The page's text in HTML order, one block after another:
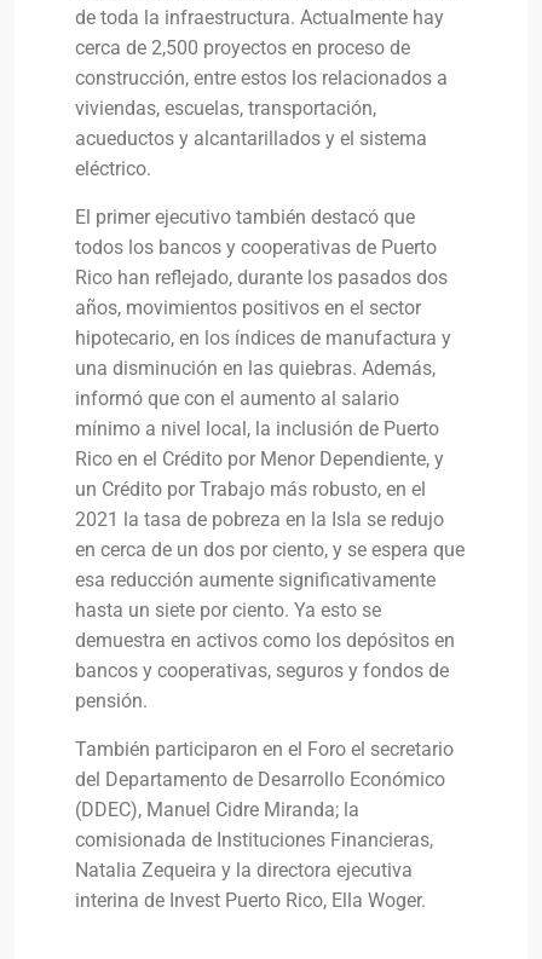
de toda la infraestructura. Actualmente hay
cerca de 2,500 proyectos en proceso de
construcción, entre estos los relacionados a
viviendas, escuelas, transportación,
acueductos y alcantarillados y el sistema
eléctrico.
El primer ejecutivo también destacó que
todos los bancos y cooperativas de Puerto
Rico han reflejado, durante los pasados dos
años, movimientos positivos en el sector
hipotecario, en los índices de manufactura y
una disminución en las quiebras. Además,
informó que con el aumento al salario
mínimo a nivel local, la inclusión de Puerto
Rico en el Crédito por Menor Dependiente, y
un Crédito por Trabajo más robusto, en el
2021 la tasa de pobreza en la Isla se redujo
en cerca de un dos por ciento, y se espera que
esa reducción aumente significativamente
hasta un siete por ciento. Ya esto se
demuestra en activos como los depósitos en
bancos y cooperativas, seguros y fondos de
pensión.
También participaron en el Foro el secretario
del Departamento de Desarrollo Económico
(DDEC), Manuel Cidre Miranda; la
comisionada de Instituciones Financieras,
Natalia Zequeira y la directora ejecutiva
interina de Invest Puerto Rico, Ella Woger.